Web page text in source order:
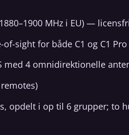
MHz i EU) —
of-sight for både C1 og C1 Pro
med 4 omnidirektionelle
opdelt i op til 6 grupper; to